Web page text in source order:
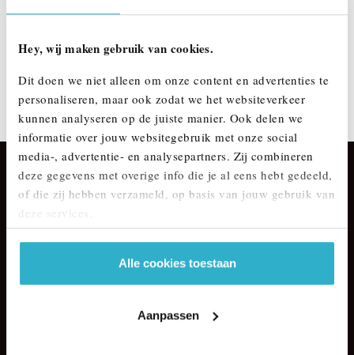
Hey, wij maken gebruik van cookies.
Dit doen we niet alleen om onze content en advertenties te
personaliseren, maar ook zodat we het websiteverkeer
kunnen analyseren op de juiste manier. Ook delen we
informatie over jouw websitegebruik met onze social
media-, advertentie- en analysepartners. Zij combineren
deze gegevens met overige info die je al eens hebt gedeeld,
of die zij hebben verzameld, op basis van jouw gebruik van
deze services.
Alle cookies toestaan
Aanpassen
COOPER 3-DEURS.⚡
DE MAASSCHE MINI
info@demaasschemini.nl